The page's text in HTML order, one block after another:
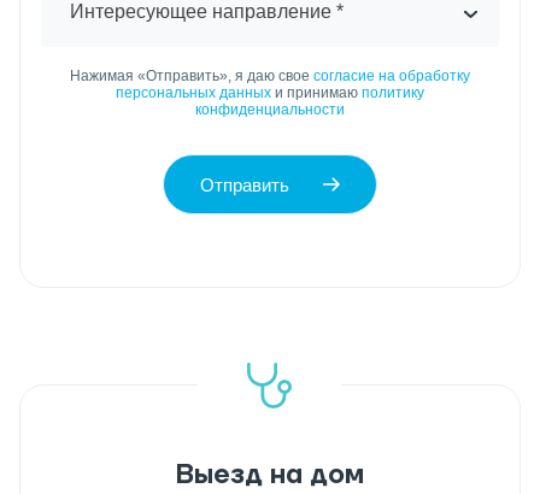
Интересующее направление *
Нажимая «Отправить», я даю свое согласие на обработку
персональных данных и принимаю политику
конфиденциальности
Отправить
Выезд на дом